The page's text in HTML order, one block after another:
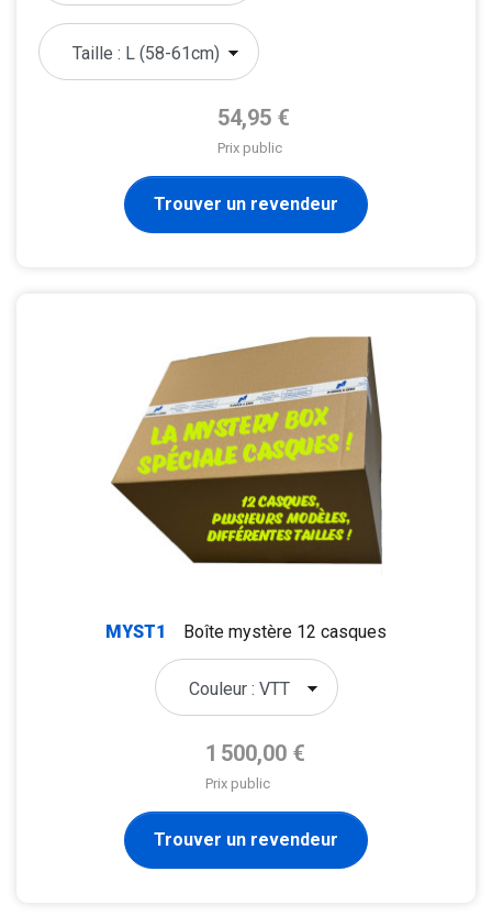
Prix de base
54,95 €
Prix public
Trouver un revendeur
MYST1 Boîte mystère 12 casques
Prix de base
1 500,00 €
Prix public
Trouver un revendeur